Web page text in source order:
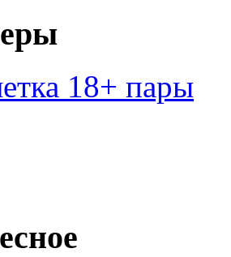
18+ пары